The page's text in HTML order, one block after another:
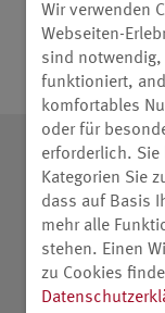
Wir verwenden
Webseiten-
sind
funktioniert,
komfortables
oder für
erforderlich.
Kategorien Sie
dass auf Basis
mehr alle
stehen. Einen
zu Cookies